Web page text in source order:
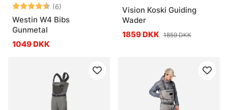
Vurdering: (6)
4.8 ud af 5 stjerner
Westin W4 Bibs
Gunmetal
1049 DKK
Vision Koski Guiding
Wader
1859 DKK 1859 DKK